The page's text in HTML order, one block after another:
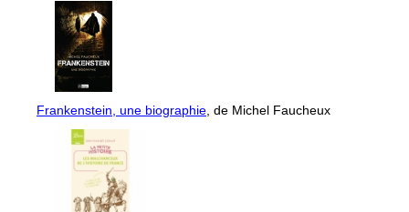
Frankenstein, une biographie, de Michel Faucheux